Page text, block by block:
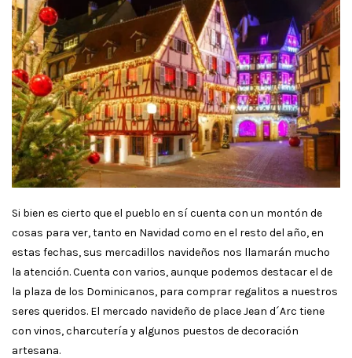
Si bien es cierto que el pueblo en sí cuenta con un montón de
cosas para ver, tanto en Navidad como en el resto del año, en
estas fechas, sus mercadillos navideños nos llamarán mucho
la atención. Cuenta con varios, aunque podemos destacar el de
la plaza de los Dominicanos, para comprar regalitos a nuestros
seres queridos. El mercado navideño de place Jean d´Arc tiene
con vinos, charcutería y algunos puestos de decoración
artesana.